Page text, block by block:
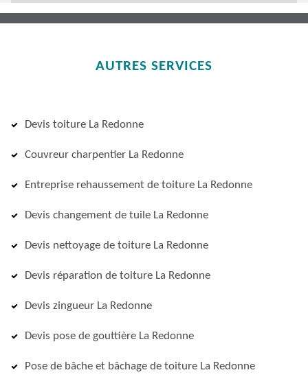
AUTRES SERVICES
Devis toiture La Redonne
Couvreur charpentier La Redonne
Entreprise rehaussement de toiture La Redonne
Devis changement de tuile La Redonne
Devis nettoyage de toiture La Redonne
Devis réparation de toiture La Redonne
Devis zingueur La Redonne
Devis pose de gouttière La Redonne
Pose de bâche et bâchage de toiture La Redonne